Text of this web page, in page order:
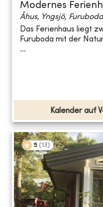
Modernes
Åhus, Yngsjö, Furuboda
Das Ferienhaus liegt
Furuboda mit der
...
Kalender auf
5 (13)